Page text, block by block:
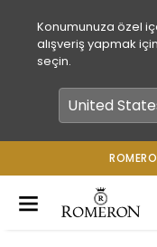
Konumunuza özel
alışveriş yapmak
seçin.